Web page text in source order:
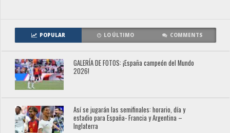
POPULAR LO ÚLTIMO COMMENTS
GALERÍA DE FOTOS: ¡España campeón del Mundo
2026!
Así se jugarán las semifinales: horario, día y
estadio para España- Francia y Argentina –
Inglaterra